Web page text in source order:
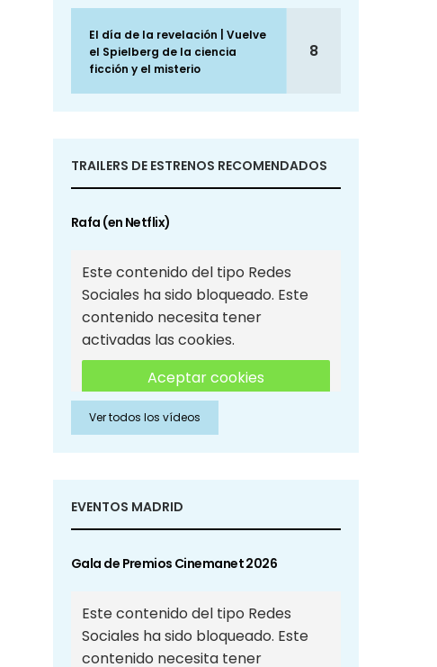
El día de la revelación | Vuelve
el Spielberg de la ciencia
ficción y el misterio
8
TRAILERS DE ESTRENOS RECOMENDADOS
Rafa (en Netflix)
Este contenido del tipo Redes
Sociales ha sido bloqueado. Este
contenido necesita tener
activadas las cookies.
Aceptar cookies
Aceptar cookies de Redes
Sociales
Ver todos los vídeos
EVENTOS MADRID
Gala de Premios Cinemanet 2026
Este contenido del tipo Redes
Sociales ha sido bloqueado. Este
contenido necesita tener